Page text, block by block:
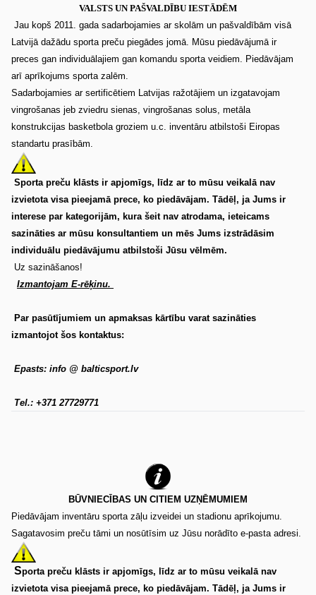
VALSTS UN PAŠVALDĪBU IESTĀDĒM
Jau kopš 2011. gada sadarbojamies ar skolām un pašvaldībām visā
Latvijā dažādu sporta preču piegādes jomā. Mūsu piedāvājumā ir
preces gan individuālajiem gan komandu sporta veidiem. Piedāvājam
arī aprīkojums sporta zalēm.
Sadarbojamies ar sertificētiem Latvijas ražotājiem un izgatavojam
vingrošanas jeb zviedru sienas, vingrošanas solus, metāla
konstrukcijas basketbola groziem u.c. inventāru atbilstoši Eiropas
standartu prasībām.
Sporta preču klāsts ir apjomīgs, līdz ar to mūsu veikalā nav
izvietota visa pieejamā prece, ko piedāvājam. Tādēļ, ja Jums ir
interese par kategorijām, kura šeit nav atrodama, ieteicams
sazināties ar mūsu konsultantiem un mēs Jums izstrādāsim
individuālu piedāvājumu atbilstoši Jūsu vēlmēm.
Uz sazināšanos!
Izmantojam E-rēķinu.
Par pasūtījumiem un apmaksas kārtību varat sazināties
izmantojot šos kontaktus:
Epasts: info @ balticsport.lv
Tel.: +371 27729771
BŪVNIECĪBAS UN CITIEM UZŅĒMUMIEM
Piedāvājam inventāru sporta zāļu izveidei un stadionu aprīkojumu.
Sagatavosim preču tāmi un nosūtīsim uz Jūsu norādīto e-pasta adresi.
Sporta preču klāsts ir apjomīgs, līdz ar to mūsu veikalā nav
izvietota visa pieejamā prece, ko piedāvājam. Tādēļ, ja Jums ir